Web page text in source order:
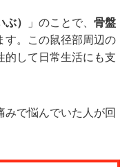
） 」のことで、骨盤
す。この鼠径部周辺の
的して日常生活にも支
みで悩んでいた人が回